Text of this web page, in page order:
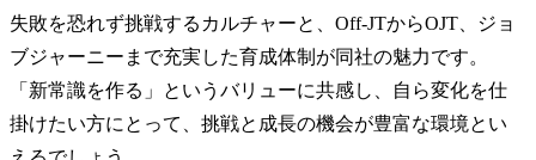
失敗を恐れず挑戦するカルチャーと、Off-JTからOJT、ジョ
ブジャーニーまで充実した育成体制が同社の魅力です。
「新常識を作る」というバリューに共感し、自ら変化を仕
掛けたい方にとって、挑戦と成長の機会が豊富な環境とい